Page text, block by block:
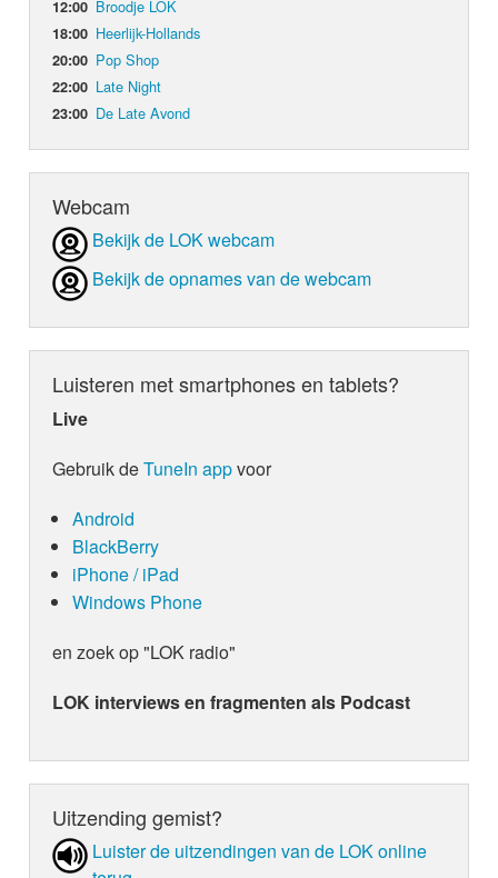
12:00 Broodje LOK
18:00 Heerlijk-Hollands
20:00 Pop Shop
22:00 Late Night
23:00 De Late Avond
Webcam
Bekijk de LOK webcam
Bekijk de opnames van de webcam
Luisteren met smartphones en tablets?
Live
Gebruik deTuneIn appvoor
Android
BlackBerry
iPhone / iPad
Windows Phone
en zoek op "LOK radio"
LOK interviews en fragmenten als Podcast
Uitzending gemist?
Luister de uit­zen­din­gen van de LOK online